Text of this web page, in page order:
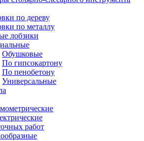
по дереву
по металлу
лобзики
Обушковые
По гипсокартону
По пенобетону
Универсальные
работ